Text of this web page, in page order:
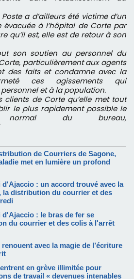
a d’ailleurs été victime d’un
évacuée à l’hôpital de Corte par
qu’il est, elle est de retour à son
son soutien au personnel du
particulièrement aux agents
des faits et condamne avec la
ces agissements qui
et à la population.
clients de Corte qu’elle met tout
le plus rapidement possible le
normal du bureau,
de Courriers de Sagone,
met en lumière un profond
d'Ajaccio : un accord trouvé avec la
la distribution du courrier et des
: le bras de fer se
du courrier et des colis à l'arrêt
avec la magie de l’écriture
en grève illimitée pour
de travail « devenues intenables